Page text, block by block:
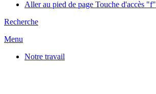
Aller au pied de page Touche d'accès "f"
Recherche
Menu
Notre travail